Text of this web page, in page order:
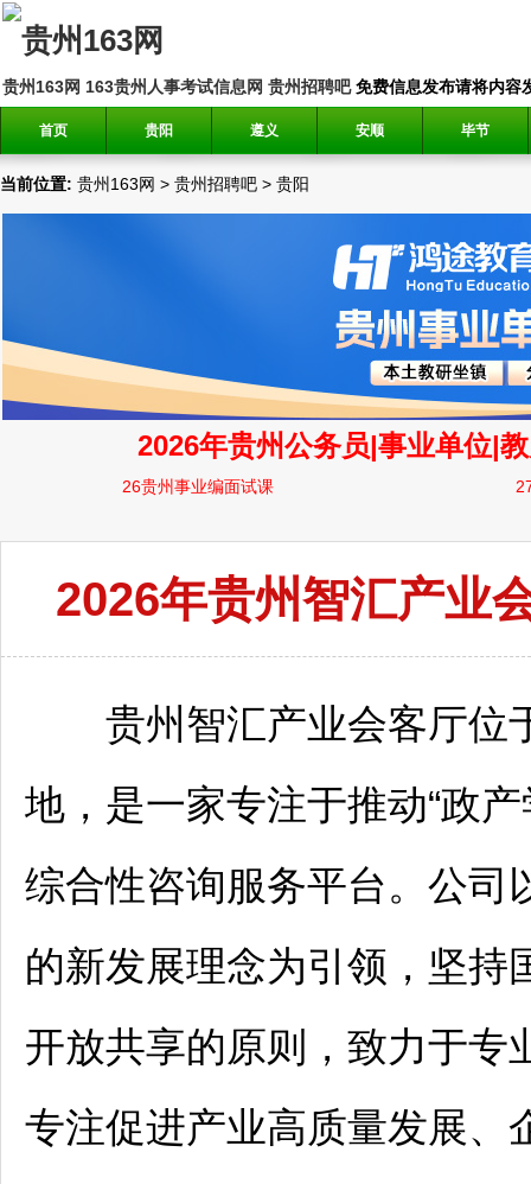
贵州163网 163贵州人事考试信息网 贵州招聘吧免费信息发布请将内容
首页 贵阳 遵义 安顺 毕节
当前位置: 贵州163网 > 贵州招聘吧 > 贵阳
2026年贵州智汇产业
贵州智汇产业会客厅位
地，是一家专注于推动“政
综合性咨询服务平台。公司
的新发展理念为引领，坚持
开放共享的原则，致力于专
专注促进产业高质量发展、